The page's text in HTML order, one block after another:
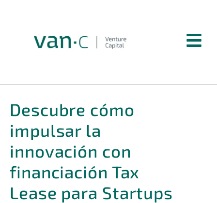
Descubre cómo
impulsar la
innovación con
financiación Tax
Lease para Startups